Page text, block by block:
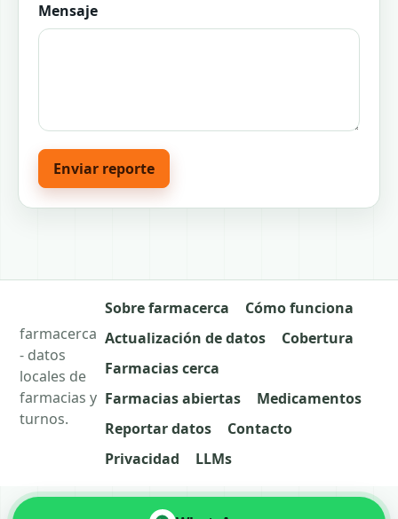
Mensaje
Enviar reporte
farmacerca
- datos
locales de
farmacias y
turnos.
Sobre farmacerca
Cómo funciona
Actualización de datos
Cobertura
Farmacias cerca
Farmacias abiertas
Medicamentos
Reportar datos
Contacto
Privacidad
LLMs